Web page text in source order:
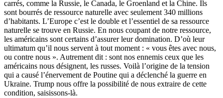
carrés, comme la Russie, le Canada, le Groenland et la Chine. Ils
sont bourrés de ressource naturelle avec seulement 340 millions
d’habitants. L’Europe c’est le double et l’essentiel de sa ressource
naturelle se trouve en Russie. En nous coupant de notre ressource,
les américains sont certains d’assurer leur domination. D’où leur
ultimatum qu’il nous servent à tout moment : « vous êtes avec nous,
ou contre nous ». Autrement dit : sont nos ennemis ceux que les
américains nous désignent, les russes. Voilà l’origine de la tension
qui a causé l’énervement de Poutine qui a déclenché la guerre en
Ukraine. Trump nous offre la possibilité de nous extraire de cette
condition, saisissons-là.